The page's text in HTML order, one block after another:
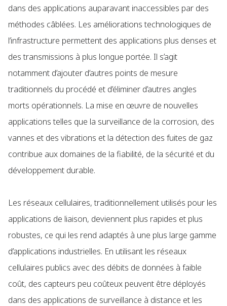
dans des applications auparavant inaccessibles par des
méthodes câblées. Les améliorations technologiques de
l’infrastructure permettent des applications plus denses et
des transmissions à plus longue portée. Il s’agit
notamment d’ajouter d’autres points de mesure
traditionnels du procédé et d’éliminer d’autres angles
morts opérationnels. La mise en œuvre de nouvelles
applications telles que la surveillance de la corrosion, des
vannes et des vibrations et la détection des fuites de gaz
contribue aux domaines de la fiabilité, de la sécurité et du
développement durable.
Les réseaux cellulaires, traditionnellement utilisés pour les
applications de liaison, deviennent plus rapides et plus
robustes, ce qui les rend adaptés à une plus large gamme
d’applications industrielles. En utilisant les réseaux
cellulaires publics avec des débits de données à faible
coût, des capteurs peu coûteux peuvent être déployés
dans des applications de surveillance à distance et les